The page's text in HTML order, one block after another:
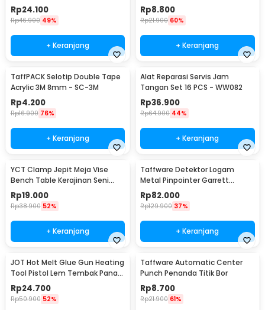
340x230mm - S-120B
Rp24.100
Rp46.900 49%
+ Keranjang
127 PCS - RSG-AHZ
Rp8.800
Rp21.900 60%
+ Keranjang
TaffPACK Selotip Double Tape
Acrylic 3M 8mm - SC-3M
Rp4.200
Rp16.900 76%
+ Keranjang
Alat Reparasi Servis Jam
Tangan Set 16 PCS - WW082
Rp36.900
Rp64.900 44%
+ Keranjang
YCT Clamp Jepit Meja Vise
Bench Table Kerajinan Seni
Perhiasan 25mm - QST
Rp19.000
Rp38.900 52%
+ Keranjang
Taffware Detektor Logam
Metal Pinpointer Garrett
Waterproof - 1166000
Rp82.000
Rp129.900 37%
+ Keranjang
JOT Hot Melt Glue Gun Heating
Tool Pistol Lem Tembak Panas
20W - QT-302
Rp24.700
Rp50.900 52%
Taffware Automatic Center
Punch Penanda Titik Bor
Rp8.700
Rp21.900 61%